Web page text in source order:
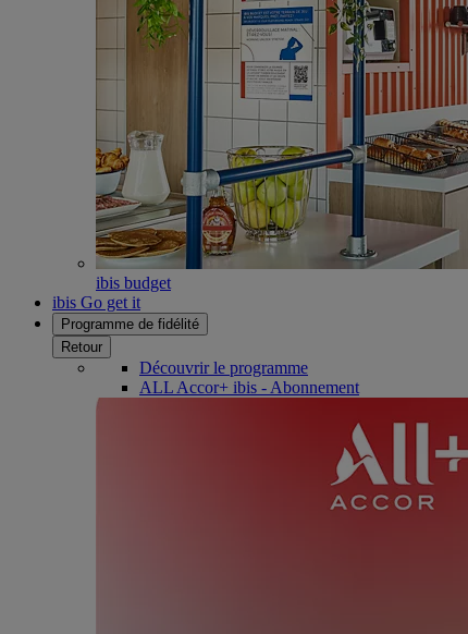
ibis budget
ibis Go get it
Programme de fidélité
Retour
Découvrir le programme
ALL Accor+ ibis - Abonnement